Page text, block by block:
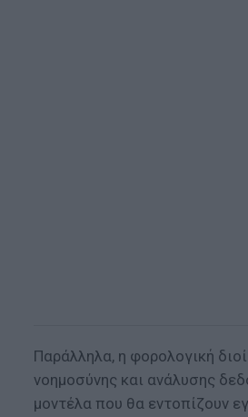
Παράλληλα, η φορολογική
νοημοσύνης και ανάλυσης
μοντέλα που θα εντοπίζουν